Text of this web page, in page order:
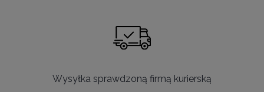
Wysyłka sprawdzoną firmą kurierską